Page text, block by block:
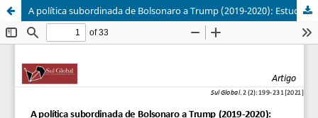
A política subordinada de Bolsonaro a Trump (2019-2020): Estudos de casos - Embraer, Alcântara, RDT&E e Vistos